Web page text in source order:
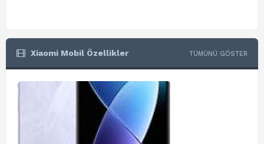
Xiaomi Mobil Özellikler TÜMÜNÜ GÖSTER